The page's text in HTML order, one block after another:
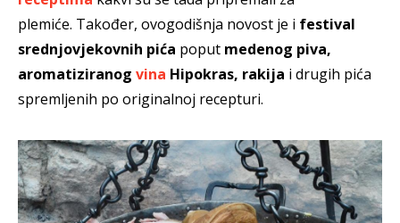
plemiće. Također, ovogodišnja novost je i festival
srednjovjekovnih pića poput medenog piva,
aromatiziranog vina Hipokras, rakija i drugih pića
spremljenih po originalnoj recepturi.